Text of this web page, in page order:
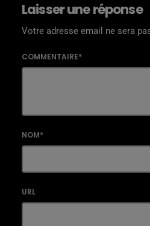
Laisser une réponse
Votre adresse email ne sera
COMMENTAIRE*
NOM*
URL